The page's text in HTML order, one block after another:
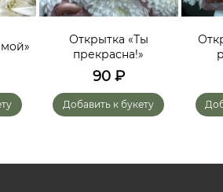
Открытка «Ты
прекрасна!»
90₽
Добавить к букету